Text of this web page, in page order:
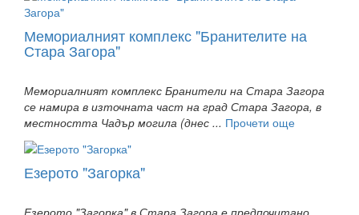
Мемориалният комплекс "Бранителите на
Стара Загора"
Мемориалният комплекс Бранители на Стара Загора
се намира в източната част на град Стара Загора, в
местността Чадър могила (днес ... Прочети още
Езерото "Загорка"
Езерото "Загорка" в Стара Загора е предпочитано